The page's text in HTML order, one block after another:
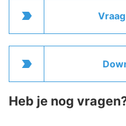
label_important
label_important
Heb je nog